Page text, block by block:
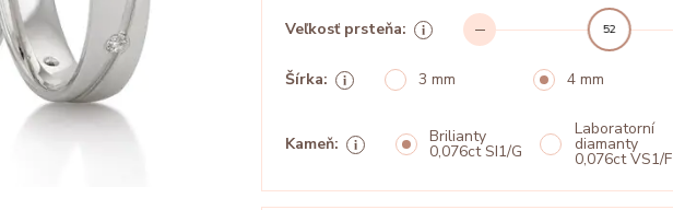
Veľkosť prsteňa: 52
Šírka: 3 mm 4 mm
Kameň: Brilianty
0,076ct SI1/G
Laboratorní
diamanty
0,076ct VS1/F